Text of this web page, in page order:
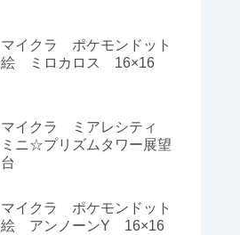
マイクラ ポケモンドット
絵 ミロカロス 16×16
マイクラ ミアレシティ
ミニ☆プリズムタワー展望
台
マイクラ ポケモンドット
絵 アンノーンY 16×16